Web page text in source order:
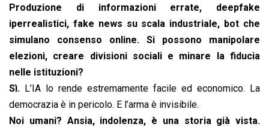
Produzione di informazioni errate, deepfake
iperrealistici, fake news su scala industriale, bot che
simulano consenso online. Si possono manipolare
elezioni, creare divisioni sociali e minare la fiducia
nelle istituzioni?
Sì. L’IA lo rende estremamente facile ed economico. La
democrazia è in pericolo. E l’arma è invisibile.
Noi umani? Ansia, indolenza, è una storia già vista.